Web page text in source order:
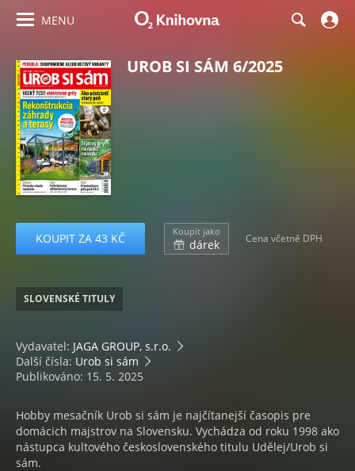
MENU
UROB SI SÁM 6/2025
KOUPIT ZA 43 KČ Koupit jako
dárek Cena včetně DPH
SLOVENSKÉ TITULY
Vydavatel: JAGA GROUP, s.r.o.
Další čísla: Urob si sám
Publikováno: 15. 5. 2025
Hobby mesačník Urob si sám je najčítanejší časopis pre
domácich majstrov na Slovensku. Vychádza od roku 1998 ako
nástupca kultového československého titulu Udělej/Urob si
sám.